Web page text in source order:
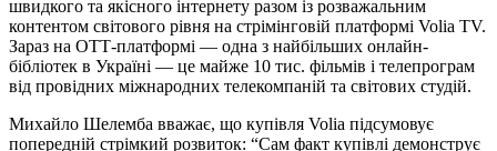
швидкого та якісного інтернету разом із розважальним
контентом світового рівня на стрімінговій платформі Volia TV.
Зараз на ОТТ-платформі — одна з найбільших онлайн-
бібліотек в Україні — це майже 10 тис. фільмів і телепрограм
від провідних міжнародних телекомпаній та світових студій.
Михайло Шелемба вважає, що купівля Volia підсумовує
попередній стрімкий розвиток: “Сам факт купівлі демонструє